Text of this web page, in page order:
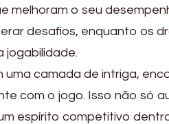
melhoram o seu
desafios, enquanto os
jogabilidade.
uma camada de intriga,
com o jogo. Isso não só
espírito competitivo